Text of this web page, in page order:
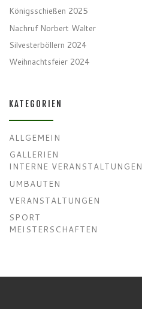
Königsschießen 2025
Nachruf Norbert Walter
Silvesterböllern 2024
Weihnachtsfeier 2024
KATEGORIEN
ALLGEMEIN
GALLERIEN
INTERNE VERANSTALTUNGEN
UMBAUTEN
VERANSTALTUNGEN
SPORT
MEISTERSCHAFTEN